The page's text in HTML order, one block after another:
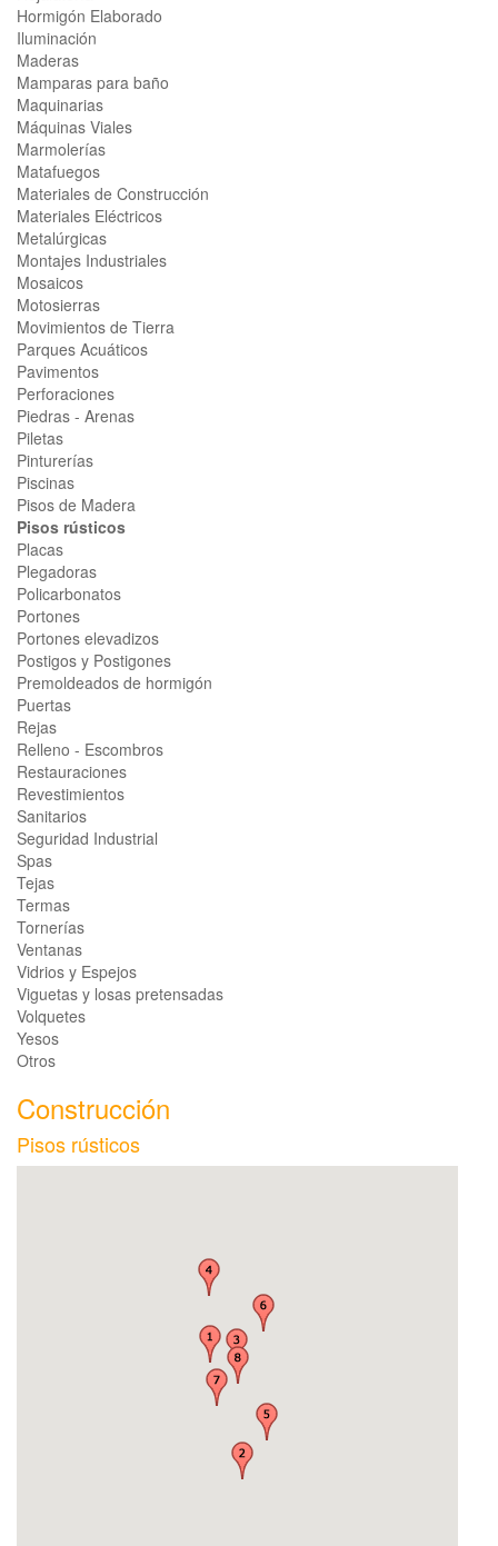
Hormigón Elaborado
Iluminación
Maderas
Mamparas para baño
Maquinarias
Máquinas Viales
Marmolerías
Matafuegos
Materiales de Construcción
Materiales Eléctricos
Metalúrgicas
Montajes Industriales
Mosaicos
Motosierras
Movimientos de Tierra
Parques Acuáticos
Pavimentos
Perforaciones
Piedras - Arenas
Piletas
Pinturerías
Piscinas
Pisos de Madera
Pisos rústicos
Placas
Plegadoras
Policarbonatos
Portones
Portones elevadizos
Postigos y Postigones
Premoldeados de hormigón
Puertas
Rejas
Relleno - Escombros
Restauraciones
Revestimientos
Sanitarios
Seguridad Industrial
Spas
Tejas
Termas
Tornerías
Ventanas
Vidrios y Espejos
Viguetas y losas pretensadas
Volquetes
Yesos
Otros
Construcción
Pisos rústicos